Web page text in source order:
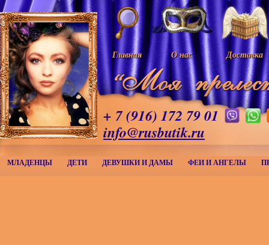
Главная О нас Доставка
+ 7 (916) 172 79 01
info@rusbutik.ru
МЛАДЕНЦЫ ДЕТИ ДЕВУШКИ И ДАМЫ ФЕИ И АНГЕЛЫ